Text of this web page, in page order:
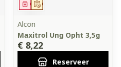
Op voorschrift
Geneesmiddel
Alcon
Maxitrol Ung Opht 3,5g
€ 8,22
Reserveer